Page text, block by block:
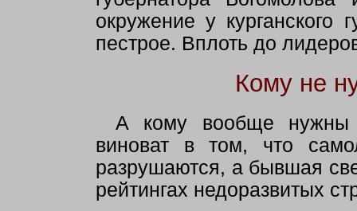
окружение у курганского
пестрое. Вплоть до
Кому не
А кому вообще нужны
виноват в том, что
разрушаются, а бывшая
рейтингах недоразвитых